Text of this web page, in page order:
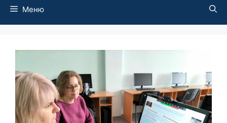
Меню